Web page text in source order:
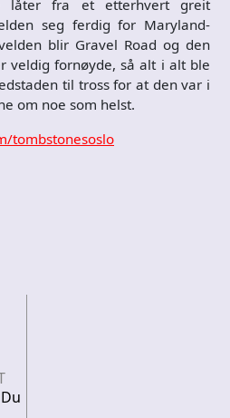
låter fra et etterhvert greit
seg ferdig for Maryland-
blir Gravel Road og den
veldig fornøyde, så alt i alt ble
til tross for at den var i
om noe som helst.
tombstonesoslo